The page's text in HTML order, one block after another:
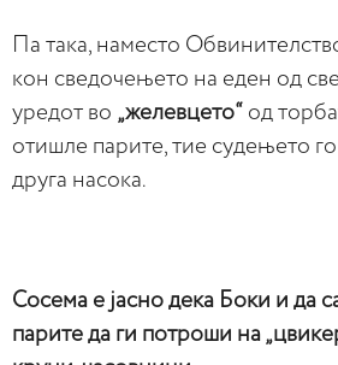
Па така, наместо
кон сведочењето на еден од
уредот во „желевцето“ од
отишле парите, тие судењето
друга насока.
Сосема е јасно дека Боки и да
парите да ги потроши на